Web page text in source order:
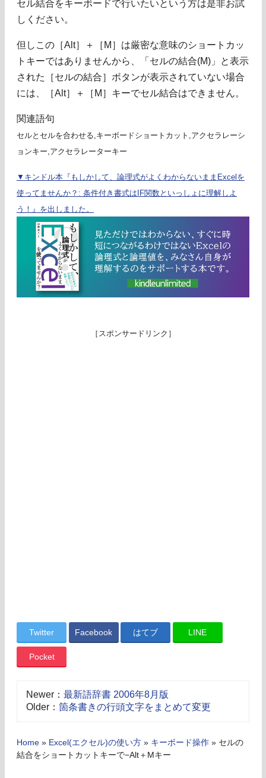
セル結合をキーボードで行いたいという方は是非お試
しください。
但しこの［Alt］＋［M］は厳密な意味のショートカッ
トキーではありませんから、「セルの結合(M)」と表示
された［セルの結合］ボタンが表示されていない場合
には、［Alt］＋［M］キーでセル結合はできません。
関連語句
セルとセルを合わせる,キーボードショートカット,アクセラレーシ
ョンキー,アクセラレーターキー
▼キンドル本『もしかして、論理式がよくわからないままExcelを
使ってませんか？: 条件付き書式はIF関数といっしょに理解しよ
う！』を出しました。
［スポンサードリンク］
Twitter Facebook はてブ LINE
Pocket
Newer： 最新語辞書 2006年8月版
Older： 箇条書きの行頭文字をまとめて変更
Home » Excel(エクセル)の使い方 » キーボード操作 » セルの
結合をショートカットキーで−Alt＋Mキー